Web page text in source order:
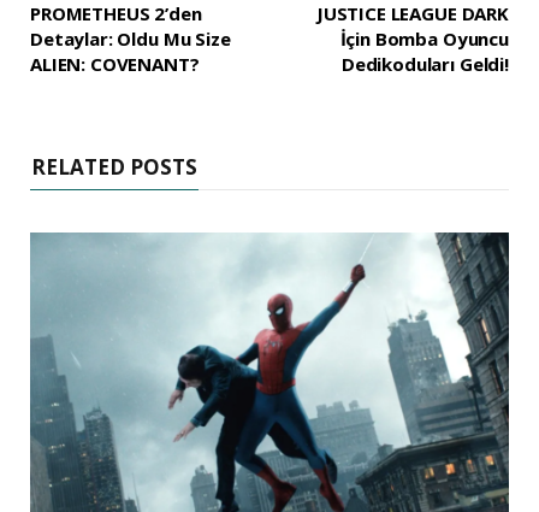
PROMETHEUS 2’den
Detaylar: Oldu Mu Size
ALIEN: COVENANT?
JUSTICE LEAGUE DARK
İçin Bomba Oyuncu
Dedikoduları Geldi!
RELATED POSTS